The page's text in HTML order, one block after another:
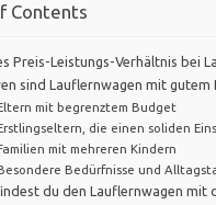
Contents
Preis-Leistungs-Verhältnis bei
sind Lauflernwagen mit
mit begrenztem Budget
die einen soliden
mit mehreren Kindern
Bedürfnisse und
du den Lauflernwagen mit